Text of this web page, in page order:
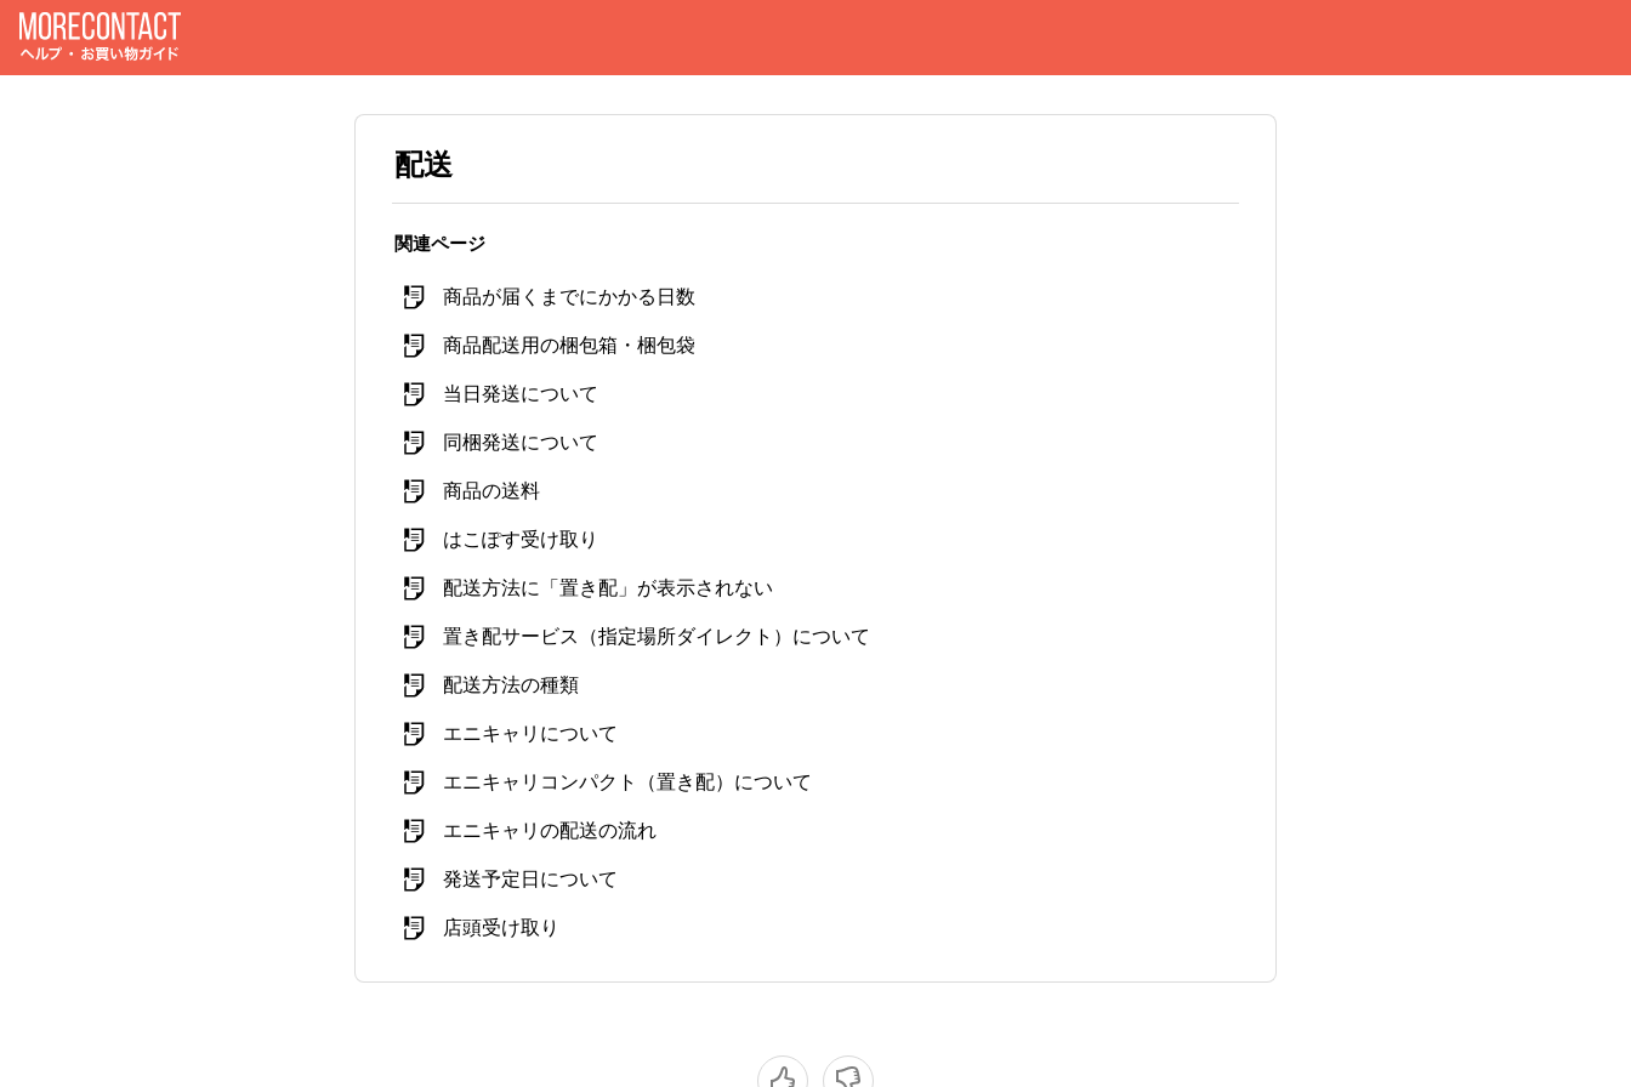
配送
関連ページ
商品が届くまでにかかる日数
商品配送用の梱包箱・梱包袋
当日発送について
同梱発送について
商品の送料
はこぽす受け取り
配送方法に「置き配」が表示されない
置き配サービス（指定場所ダイレクト）について
配送方法の種類
エニキャリについて
エニキャリコンパクト（置き配）について
エニキャリの配送の流れ
発送予定日について
店頭受け取り